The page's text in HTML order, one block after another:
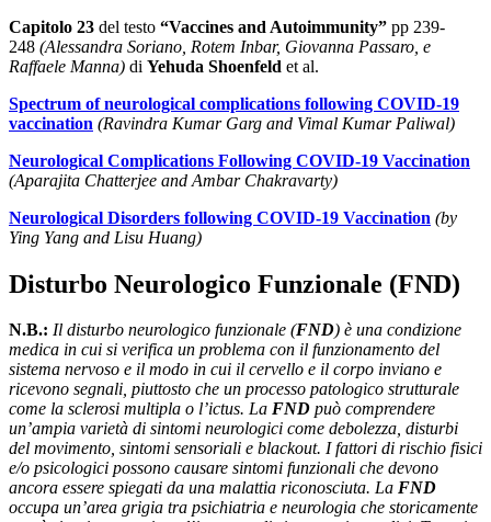
Capitolo 23 del testo “Vaccines and Autoimmunity” pp 239-
248 (Alessandra Soriano, Rotem Inbar, Giovanna Passaro, e
Raffaele Manna) di Yehuda Shoenfeld et al.
Spectrum of neurological complications following COVID-19
vaccination (Ravindra Kumar Garg and Vimal Kumar Paliwal)
Neurological Complications Following COVID-19 Vaccination
(Aparajita Chatterjee and Ambar Chakravarty)
Neurological Disorders following COVID-19 Vaccination (by
Ying Yang and Lisu Huang)
Disturbo Neurologico Funzionale (FND)
N.B.: Il disturbo neurologico funzionale (FND) è una condizione
medica in cui si verifica un problema con il funzionamento del
sistema nervoso e il modo in cui il cervello e il corpo inviano e
ricevono segnali, piuttosto che un processo patologico strutturale
come la sclerosi multipla o l’ictus. La FND può comprendere
un’ampia varietà di sintomi neurologici come debolezza, disturbi
del movimento, sintomi sensoriali e blackout. I fattori di rischio fisici
e/o psicologici possono causare sintomi funzionali che devono
ancora essere spiegati da una malattia riconosciuta. La FND
occupa un’area grigia tra psichiatria e neurologia che storicamente